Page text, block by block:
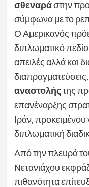
σθεναράστην
σύμφωνα με το
Ο Αμερικανός
διπλωματικό
απειλές αλλά και
αναστολήςτης
επανέναρξης
Ιράν,
διπλωματική
Από την πλευρά
Νετανιάχου
πιθανότητα